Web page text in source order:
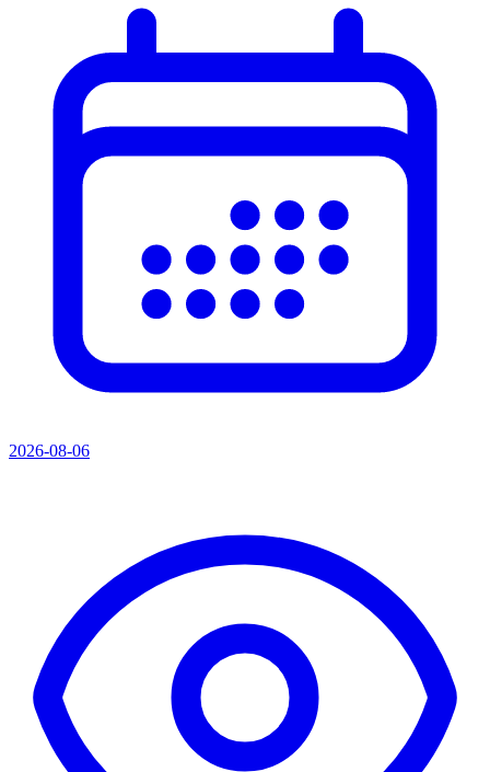
2026-08-06